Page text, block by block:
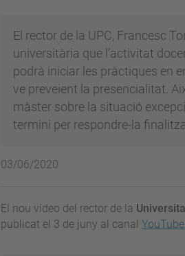
El rector de la UPC, Francesc
universitària que l’activitat
podrà iniciar les pràctiques en
ve preveient la presencialitat.
màster sobre la situació
termini per respondre-la
03/06/2020
El nou vídeo del rector de la
publicat el 3 de juny al canal YouTube